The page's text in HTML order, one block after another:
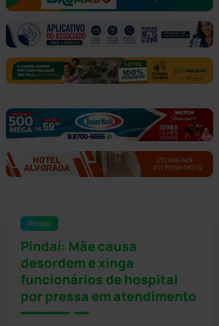
Pindaí
Pindaí: Mãe causa
desordem e xinga
funcionários de hospital
por pressa em atendimento